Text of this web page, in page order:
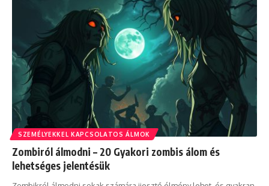
SZEMÉLYEKKEL KAPCSOLATOS ÁLMOK
Zombiról álmodni – 20 Gyakori zombis álom és
lehetséges jelentésük